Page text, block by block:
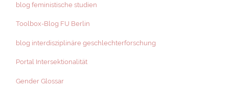
blog feministische studien
Toolbox-Blog FU Berlin
blog interdisziplinäre geschlechterforschung
Portal Intersektionalität
Gender Glossar